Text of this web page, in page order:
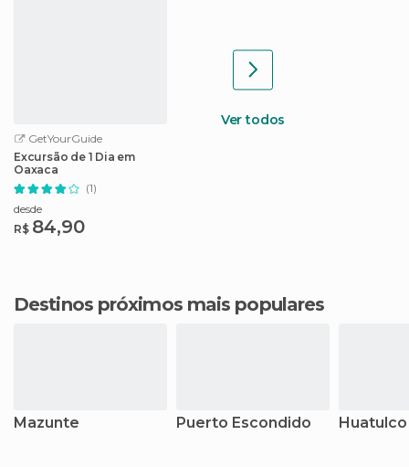
GetYourGuide
Excursão de 1 Dia em
Oaxaca
(1)
desde
R$ 84,90
Ver todos
Destinos próximos mais populares
Mazunte Puerto Escondido Huatulco